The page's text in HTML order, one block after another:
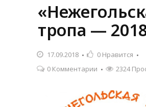
тропа —
17.09.2018 0 Нравится
0 Комментарии
2324